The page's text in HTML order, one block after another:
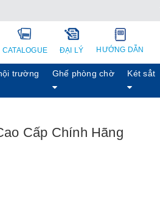
CATALOGUE ĐẠI LÝ HƯỚNG DẪN
trường Ghế phòng chờ Két sẳt
Cấp Chính Hãng